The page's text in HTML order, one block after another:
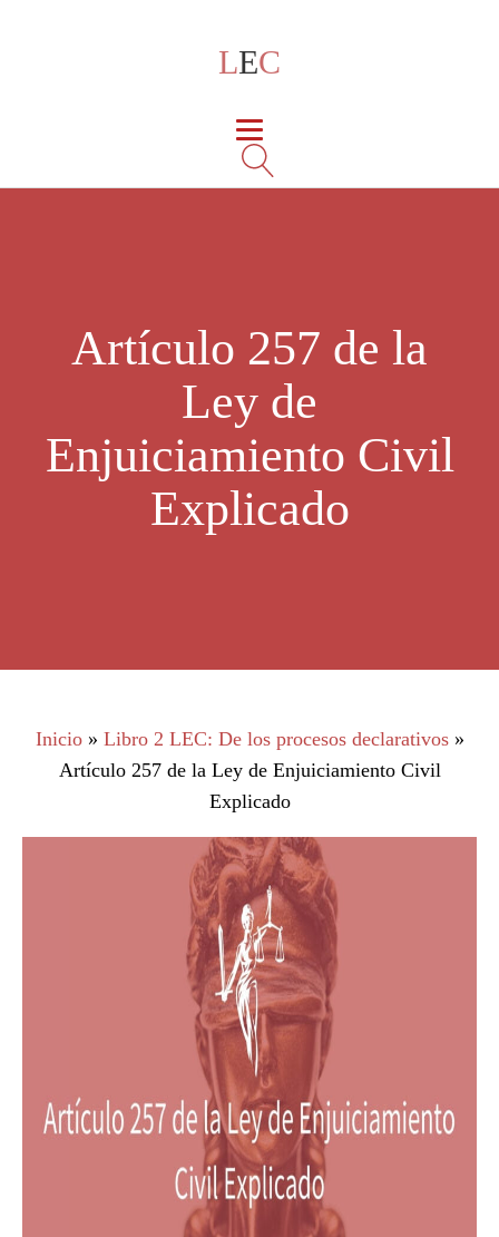
LEC
Artículo 257 de la
Ley de
Enjuiciamiento Civil
Explicado
Inicio» Libro 2 LEC: De los procesos declarativos»
Artículo 257 de la Ley de Enjuiciamiento Civil
Explicado